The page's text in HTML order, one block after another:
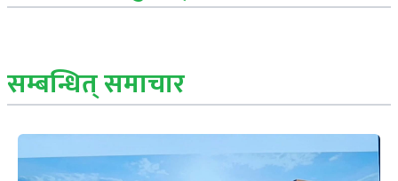
सम्बन्धित् समाचार